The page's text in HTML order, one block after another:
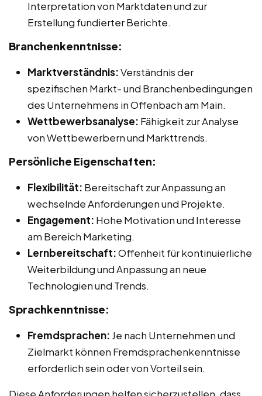
Interpretation von Marktdaten und zur
Erstellung fundierter Berichte.
Branchenkenntnisse:
Marktverständnis:Verständnis der
spezifischen Markt- und Branchenbedingungen
des Unternehmens in Offenbach am Main.
Wettbewerbsanalyse: Fähigkeit zur Analyse
von Wettbewerbern und Markttrends.
Persönliche Eigenschaften:
Flexibilität: Bereitschaft zur Anpassung an
wechselnde Anforderungen und Projekte.
Engagement: Hohe Motivation und Interesse
am Bereich Marketing.
Lernbereitschaft:Offenheit für kontinuierliche
Weiterbildung und Anpassung an neue
Technologien und Trends.
Sprachkenntnisse:
Fremdsprachen: Je nach Unternehmen und
Zielmarkt können Fremdsprachenkenntnisse
erforderlich sein oder von Vorteil sein.